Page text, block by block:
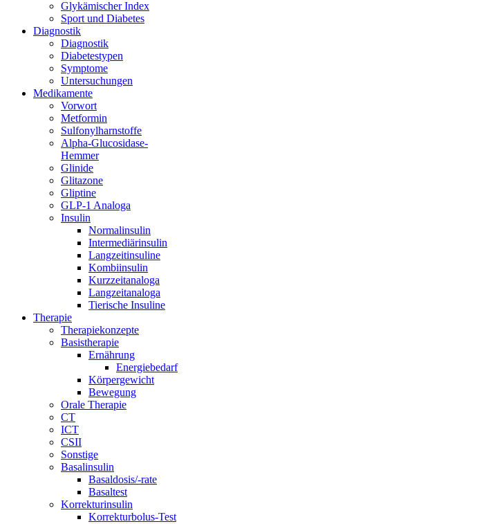
Glykämischer Index
Sport und Diabetes
Diagnostik
Diagnostik
Diabetestypen
Symptome
Untersuchungen
Medikamente
Vorwort
Metformin
Sulfonylharnstoffe
Alpha-Glucosidase-
Hemmer
Glinide
Glitazone
Gliptine
GLP-1 Analoga
Insulin
Normalinsulin
Intermediärinsulin
Langzeitinsuline
Kombiinsulin
Kurzzeitanaloga
Langzeitanaloga
Tierische Insuline
Therapie
Therapiekonzepte
Basistherapie
Ernährung
Energiebedarf
Körpergewicht
Bewegung
Orale Therapie
CT
ICT
CSII
Sonstige
Basalinsulin
Basaldosis/-rate
Basaltest
Korrekturinsulin
Korrekturbolus-Test